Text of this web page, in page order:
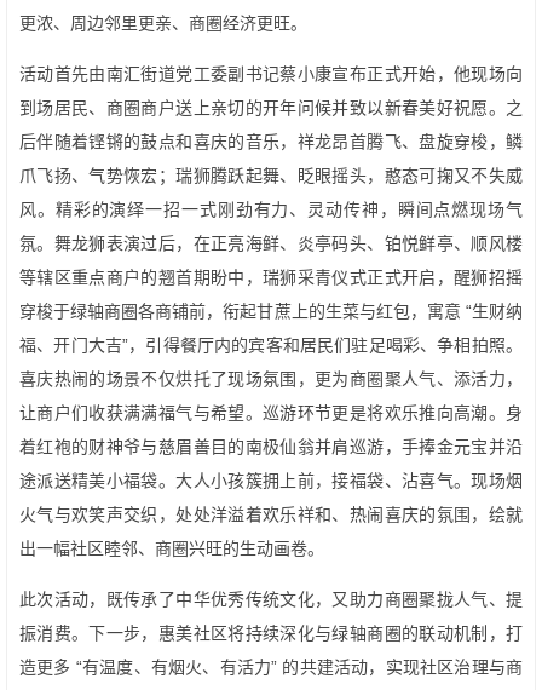
更浓、周边邻里更亲、商圈经济更旺。
活动首先由南汇街道党工委副书记蔡小康宣布正式开始，他现场向
到场居民、商圈商户送上亲切的开年问候并致以新春美好祝愿。之
后伴随着铿锵的鼓点和喜庆的音乐，祥龙昂首腾飞、盘旋穿梭，鳞
爪飞扬、气势恢宏；瑞狮腾跃起舞、眨眼摇头，憨态可掬又不失威
风。精彩的演绎一招一式刚劲有力、灵动传神，瞬间点燃现场气
氛。舞龙狮表演过后，在正亮海鲜、炎亭码头、铂悦鲜亭、顺风楼
等辖区重点商户的翘首期盼中，瑞狮采青仪式正式开启，醒狮招摇
穿梭于绿轴商圈各商铺前，衔起甘蔗上的生菜与红包，寓意 “生财纳
福、开门大吉”，引得餐厅内的宾客和居民们驻足喝彩、争相拍照。
喜庆热闹的场景不仅烘托了现场氛围，更为商圈聚人气、添活力，
让商户们收获满满福气与希望。巡游环节更是将欢乐推向高潮。身
着红袍的财神爷与慈眉善目的南极仙翁并肩巡游，手捧金元宝并沿
途派送精美小福袋。大人小孩簇拥上前，接福袋、沾喜气。现场烟
火气与欢笑声交织，处处洋溢着欢乐祥和、热闹喜庆的氛围，绘就
出一幅社区睦邻、商圈兴旺的生动画卷。
此次活动，既传承了中华优秀传统文化，又助力商圈聚拢人气、提
振消费。下一步，惠美社区将持续深化与绿轴商圈的联动机制，打
造更多 “有温度、有烟火、有活力” 的共建活动，实现社区治理与商